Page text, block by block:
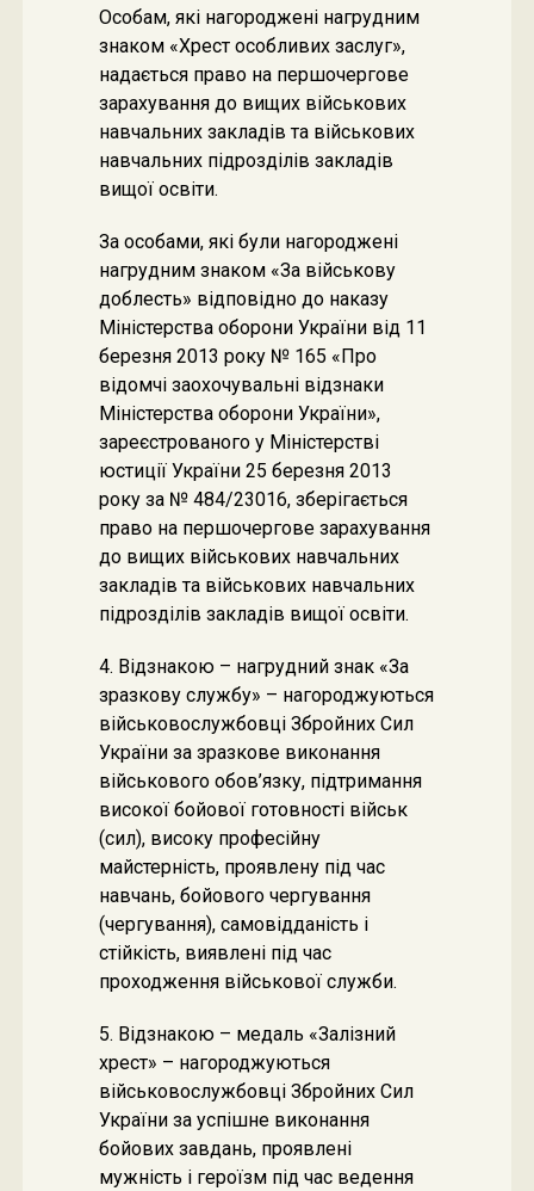
Особам, які нагороджені нагрудним
знаком «Хрест особливих заслуг»,
надається право на першочергове
зарахування до вищих військових
навчальних закладів та військових
навчальних підрозділів закладів
вищої освіти.
За особами, які були нагороджені
нагрудним знаком «За військову
доблесть» відповідно до наказу
Міністерства оборони України від 11
березня 2013 року № 165 «Про
відомчі заохочувальні відзнаки
Міністерства оборони України»,
зареєстрованого у Міністерстві
юстиції України 25 березня 2013
року за № 484/23016, зберігається
право на першочергове зарахування
до вищих військових навчальних
закладів та військових навчальних
підрозділів закладів вищої освіти.
4. Відзнакою – нагрудний знак «За
зразкову службу» – нагороджуються
військовослужбовці Збройних Сил
України за зразкове виконання
військового обов’язку, підтримання
високої бойової готовності військ
(сил), високу професійну
майстерність, проявлену під час
навчань, бойового чергування
(чергування), самовідданість і
стійкість, виявлені під час
проходження військової служби.
5. Відзнакою – медаль «Залізний
хрест» – нагороджуються
військовослужбовці Збройних Сил
України за успішне виконання
бойових завдань, проявлені
мужність і героїзм під час ведення